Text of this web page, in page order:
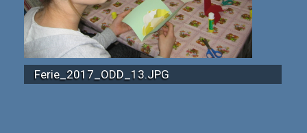
Ferie_2017_ODD_13.JPG